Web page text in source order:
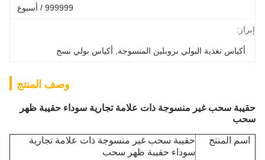
999999 / أسبوع
إبراز:
أكياس تغذية البولي بروبلين المنسوجة, أكياس بولي نسج
وصف المنتج
حقيبة سحب غير منسوجة ذات علامة تجارية سوداء حقيبة ظهر
سحب
اسم المنتج
حقيبة سحب غير منسوجة ذات علامة تجارية
سوداء حقيبة ظهر سحب